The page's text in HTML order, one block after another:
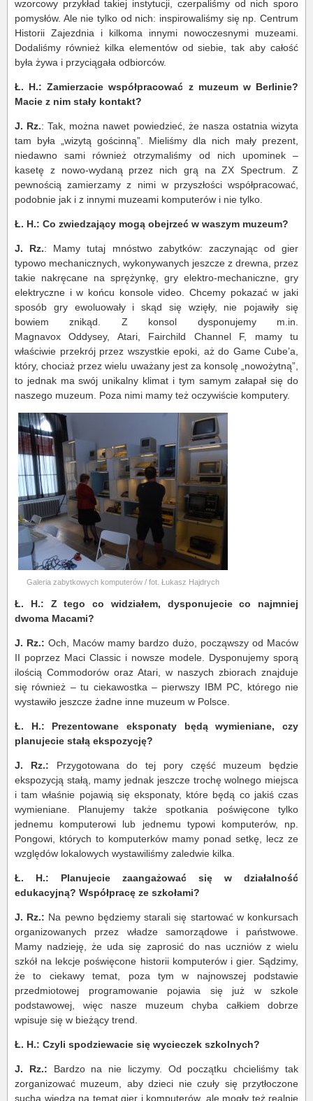
wzorcowy przykład takiej instytucji, czerpaliśmy od nich sporo
pomysłów. Ale nie tylko od nich: inspirowaliśmy się np. Centrum
Historii Zajezdnia i kilkoma innymi nowoczesnymi muzeami.
Dodaliśmy również kilka elementów od siebie, tak aby całość
była żywa i przyciągała odbiorców.
Ł. H.: Zamierzacie współpracować z muzeum w Berlinie?
Macie z nim stały kontakt?
J. Rz.: Tak, można nawet powiedzieć, że nasza ostatnia wizyta
tam była „wizytą gościnną”. Mieliśmy dla nich mały prezent,
niedawno sami również otrzymaliśmy od nich upominek –
kasetę z nowo-wydaną przez nich grą na ZX Spectrum. Z
pewnością zamierzamy z nimi w przyszłości współpracować,
podobnie jak i z innymi muzeami komputerów i nie tylko.
Ł. H.: Co zwiedzający mogą obejrzeć w waszym muzeum?
J. Rz.: Mamy tutaj mnóstwo zabytków: zaczynając od gier
typowo mechanicznych, wykonywanych jeszcze z drewna, przez
takie nakręcane na sprężynkę, gry elektro-mechaniczne, gry
elektryczne i w końcu konsole video. Chcemy pokazać w jaki
sposób gry ewoluowały i skąd się wzięły, nie pojawiły się
bowiem znikąd. Z konsol dysponujemy m.in.
Magnavox
Oddysey, Atari, Fairchild Channel F, mamy tu
właściwie przekrój przez wszystkie epoki, aż do Game Cube’a,
który, chociaż przez wielu uważany jest za konsolę „nowożytną”,
to jednak ma swój unikalny klimat i tym samym załapał się do
naszego muzeum. Poza nimi mamy też oczywiście komputery.
Galeria zabytkowych komputerów / fot. Łukasz Hajdrych
Ł. H.: Z tego co widziałem, dysponujecie co najmniej
dwoma Macami?
J. Rz.: Och, Maców mamy bardzo dużo, począwszy od Maców
II poprzez Maci Classic i nowsze modele. Dysponujemy sporą
ilością Commodorów oraz Atari, w naszych zbiorach znajduje
się również – tu ciekawostka – pierwszy IBM PC, którego nie
wystawiło jeszcze żadne inne muzeum w Polsce.
Ł. H.: Prezentowane eksponaty będą wymieniane, czy
planujecie stałą ekspozycję?
J. Rz.: Przygotowana do tej pory część muzeum będzie
ekspozycją stałą, mamy jednak jeszcze trochę wolnego miejsca
i tam właśnie pojawią się eksponaty, które będą co jakiś czas
wymieniane. Planujemy także spotkania poświęcone tylko
jednemu komputerowi lub jednemu typowi komputerów, np.
Pongowi, których to komputerków mamy ponad setkę, lecz ze
względów lokalowych wystawiliśmy zaledwie kilka.
Ł. H.: Planujecie zaangażować się w działalność
edukacyjną? Współpracę ze szkołami?
J. Rz.: Na pewno będziemy starali się startować w konkursach
organizowanych przez władze samorządowe i państwowe.
Mamy nadzieję, że uda się zaprosić do nas uczniów z wielu
szkół na lekcje poświęcone historii komputerów i gier. Sądzimy,
że to ciekawy temat, poza tym w najnowszej podstawie
przedmiotowej programowanie pojawia się już w szkole
podstawowej, więc nasze muzeum chyba całkiem dobrze
wpisuje się w bieżący trend.
Ł. H.: Czyli spodziewacie się wycieczek szkolnych?
J. Rz.: Bardzo na nie liczymy. Od początku chcieliśmy tak
zorganizować muzeum, aby dzieci nie czuły się przytłoczone
suchą wiedzą na temat gier i komputerów, ale mogły też realnie